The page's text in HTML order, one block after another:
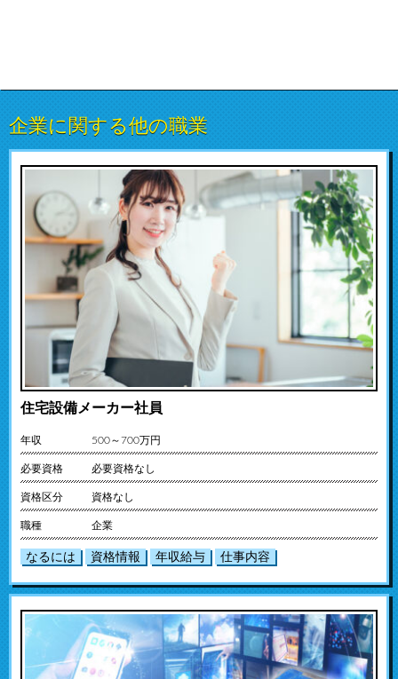
企業に関する他の職業
住宅設備メーカー社員
年収 500～700万円
必要資格 必要資格なし
資格区分 資格なし
職種 企業
なるには 資格情報 年収給与 仕事内容